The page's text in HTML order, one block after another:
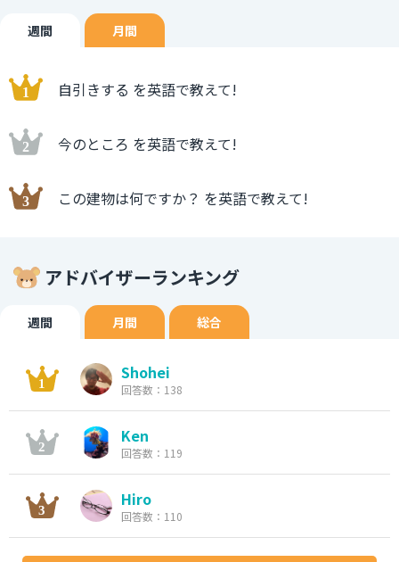
週間 月間
自引きする を英語で教えて!
今のところ を英語で教えて!
この建物は何ですか？ を英語で教えて!
アドバイザーランキング
週間 月間 総合
Shohei
回答数：138
Ken
回答数：119
Hiro
回答数：110